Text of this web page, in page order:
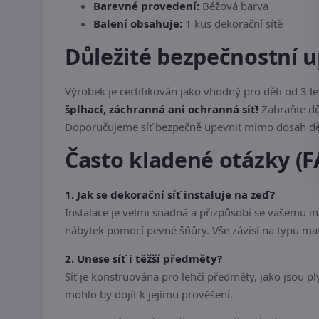
Barevné provedení: Béžová barva
Balení obsahuje: 1 kus dekorační sítě
Důležité bezpečnostní
Výrobek je certifikován jako vhodný pro děti od 3
šplhací, záchranná ani ochranná síť! Zabraňte
Doporučujeme síť bezpečně upevnit mimo dosah
Často kladené otázky
1. Jak se dekorační síť instaluje na zeď?
Instalace je velmi snadná a přizpůsobí se vašemu
nábytek pomocí pevné šňůry. Vše závisí na typu
2. Unese síť i těžší předměty?
Síť je konstruována pro lehčí předměty, jako jsou
mohlo by dojít k jejímu prověšení.